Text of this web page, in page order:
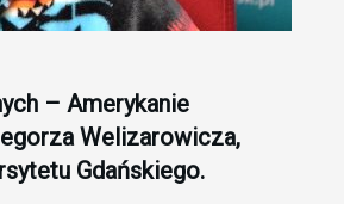
– Amerykanie
Welizarowicza,
Gdańskiego.